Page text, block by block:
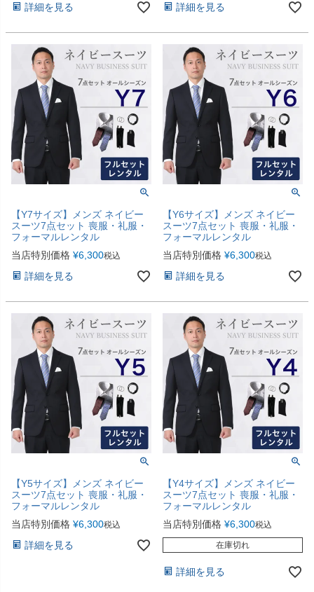
詳細を見る 詳細を見る
【Y7サイズ】メンズ ネイビー
スーツ7点セット 喪服・礼服・
フォーマルレンタル
当店特別価格 ¥6,300税込
詳細を見る
【Y6サイズ】メンズ ネイビー
スーツ7点セット 喪服・礼服・
フォーマルレンタル
当店特別価格 ¥6,300税込
詳細を見る
【Y5サイズ】メンズ ネイビー
スーツ7点セット 喪服・礼服・
フォーマルレンタル
当店特別価格 ¥6,300税込
詳細を見る
【Y4サイズ】メンズ ネイビー
スーツ7点セット 喪服・礼服・
フォーマルレンタル
当店特別価格 ¥6,300税込
在庫切れ
詳細を見る